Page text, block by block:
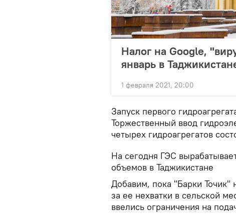
Налог на Google,
январь в
1 февраля 2021, 20:00
Запуск первого
Торжественный ввод
четырех гидроагрегатов
На сегодня ГЭС
объемов в Таджикистане
Добавим, пока "Барки Точик"
за ее нехватки в сельской
ввелись ограничения на